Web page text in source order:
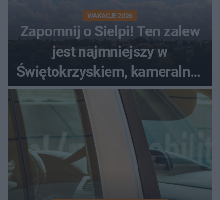
WAKACJE 2026
Zapomnij o Sielpi! Ten zalew
jest najmniejszy w
Świętokrzyskiem, kameralny i
bez tłumów